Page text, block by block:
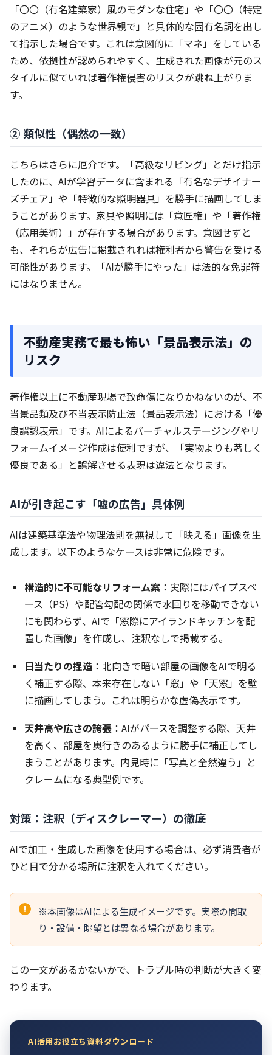
「〇〇（有名建築家）風のモダンな住宅」や「〇〇（特定
のアニメ）のような世界観で」と具体的な固有名詞を出し
て指示した場合です。これは意図的に「マネ」をしている
ため、依拠性が認められやすく、生成された画像が元のス
タイルに似ていれば著作権侵害のリスクが跳ね上がりま
す。
② 類似性（偶然の一致）
こちらはさらに厄介です。「高級なリビング」とだけ指示
したのに、AIが学習データに含まれる「有名なデザイナー
ズチェア」や「特徴的な照明器具」を勝手に描画してしま
うことがあります。家具や照明には「意匠権」や「著作権
（応用美術）」が存在する場合があります。意図せずと
も、それらが広告に掲載されれば権利者から警告を受ける
可能性があります。「AIが勝手にやった」は法的な免罪符
にはなりません。
不動産実務で最も怖い「景品表示法」の
リスク
著作権以上に不動産現場で致命傷になりかねないのが、不
当景品類及び不当表示防止法（景品表示法）における「優
良誤認表示」です。AIによるバーチャルステージングやリ
フォームイメージ作成は便利ですが、「実物よりも著しく
優良である」と誤解させる表現は違法となります。
AIが引き起こす「嘘の広告」具体例
AIは建築基準法や物理法則を無視して「映える」画像を生
成します。以下のようなケースは非常に危険です。
構造的に不可能なリフォーム案 ：実際にはパイプスペ
ース（PS）や配管勾配の関係で水回りを移動できない
にも関わらず、AIで「窓際にアイランドキッチンを配
置した画像」を作成し、注釈なしで掲載する。
日当たりの捏造 ：北向きで暗い部屋の画像をAIで明る
く補正する際、本来存在しない「窓」や「天窓」を壁
に描画してしまう。これは明らかな虚偽表示です。
天井高や広さの誇張 ：AIがパースを調整する際、天井
を高く、部屋を奥行きのあるように勝手に補正してし
まうことがあります。内見時に「写真と全然違う」と
クレームになる典型例です。
対策：注釈（ディスクレーマー）の徹底
AIで加工・生成した画像を使用する場合は、必ず消費者が
ひと目で分かる場所に注釈を入れてください。
※本画像はAIによる生成イメージです。実際の間取
り・設備・眺望とは異なる場合があります。
この一文があるかないかで、トラブル時の判断が大きく変
わります。
AI活用お役立ち資料ダウンロード